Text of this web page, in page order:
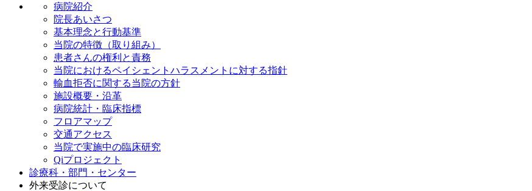
病院紹介
院長あいさつ
基本理念と行動基準
当院の特徴（取り組み）
患者さんの権利と責務
当院におけるペイシェントハラスメントに対する指針
輸血拒否に関する当院の方針
施設概要・沿革
病院統計・臨床指標
フロアマップ
交通アクセス
当院で実施中の臨床研究
Qiプロジェクト
診療科・部門・センター
外来受診について